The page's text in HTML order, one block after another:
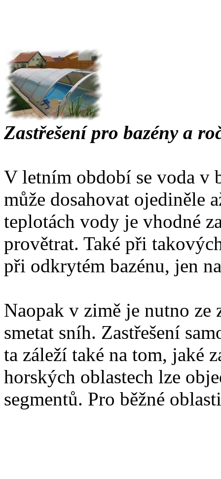
Zastřešení pro bazény a
V letním období se voda v
může dosahovat ojediněle
teplotách vody je vhodné
provětrat. Také při
při odkrytém bazénu, jen
Naopak v zimě je nutno ze
smetat sníh. Zastřešení
ta záleží také na tom, jaké
horských oblastech lze
segmentů. Pro běžné